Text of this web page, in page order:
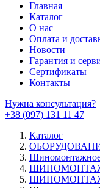
Главная
Каталог
О нас
Оплата и
Новости
Гарантия и
Сертификаты
Контакты
Нужна консультация?
+38 (097) 131 11 47
Каталог
Шиномонтажное